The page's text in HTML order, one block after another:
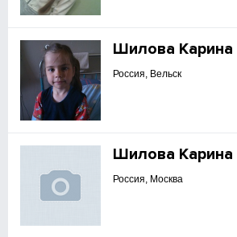
Шилова Карина
Россия, Вельск
Шилова Карина
Россия, Москва